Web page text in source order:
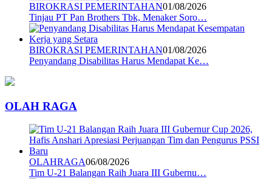
BIROKRASI PEMERINTAHAN01/08/2026
Tinjau PT Pan Brothers Tbk, Menaker Soro…
BIROKRASI PEMERINTAHAN01/08/2026
Penyandang Disabilitas Harus Mendapat Ke…
OLAH RAGA
OLAHRAGA06/08/2026
Tim U-21 Balangan Raih Juara III Gubernu…